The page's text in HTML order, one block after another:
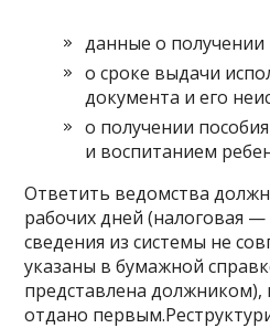
данные о получении
о сроке выдачи
документа и его
о получении
и воспитанием
Ответить ведомства
рабочих дней (налоговая —
сведения из системы не
указаны в бумажной
представлена должником),
отдано